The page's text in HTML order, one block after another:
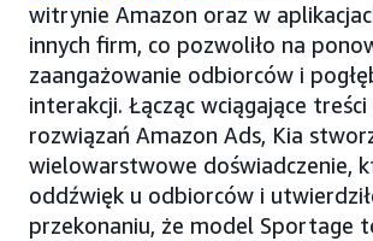
witrynie Amazon oraz w
innych firm, co pozwoliło na
zaangażowanie odbiorców i
interakcji. Łącząc wciągające
rozwiązań Amazon Ads, Kia
wielowarstwowe doświadczenie,
oddźwięk u odbiorców i
przekonaniu, że model Sportage